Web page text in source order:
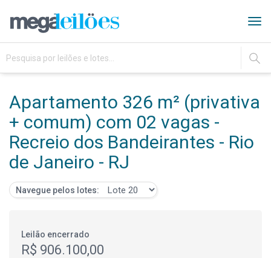
IR
Apartamento 326 m² (privativa
+ comum) com 02 vagas -
Recreio dos Bandeirantes - Rio
de Janeiro - RJ
Navegue pelos lotes:
Leilão encerrado
R$ 906.100,00